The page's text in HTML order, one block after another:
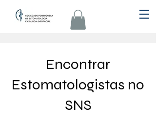
Encontrar
Estomatologistas no
SNS